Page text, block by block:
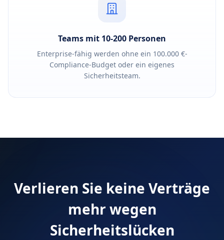
Teams mit 10-200 Personen
Enterprise-fähig werden ohne ein 100.000 €-
Compliance-Budget oder ein eigenes
Sicherheitsteam.
Verlieren Sie keine Verträge
mehr wegen
Sicherheitslücken